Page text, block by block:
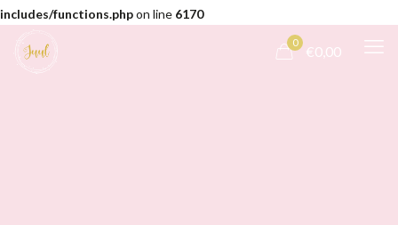
includes/functions.phpon line 6170
0
€0,00